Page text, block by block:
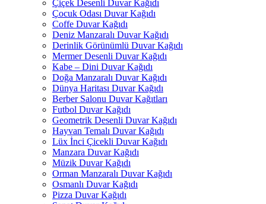
Çiçek Desenli Duvar Kağıdı
Çocuk Odası Duvar Kağıdı
Coffe Duvar Kağıdı
Deniz Manzaralı Duvar Kağıdı
Derinlik Görünümlü Duvar Kağıdı
Mermer Desenli Duvar Kağıdı
Kabe – Dini Duvar Kağıdı
Doğa Manzaralı Duvar Kağıdı
Dünya Haritası Duvar Kağıdı
Berber Salonu Duvar Kağıtları
Futbol Duvar Kağıdı
Geometrik Desenli Duvar Kağıdı
Hayvan Temalı Duvar Kağıdı
Lüx İnci Çicekli Duvar Kağıdı
Manzara Duvar Kağıdı
Müzik Duvar Kağıdı
Orman Manzaralı Duvar Kağıdı
Osmanlı Duvar Kağıdı
Pizza Duvar Kağıdı